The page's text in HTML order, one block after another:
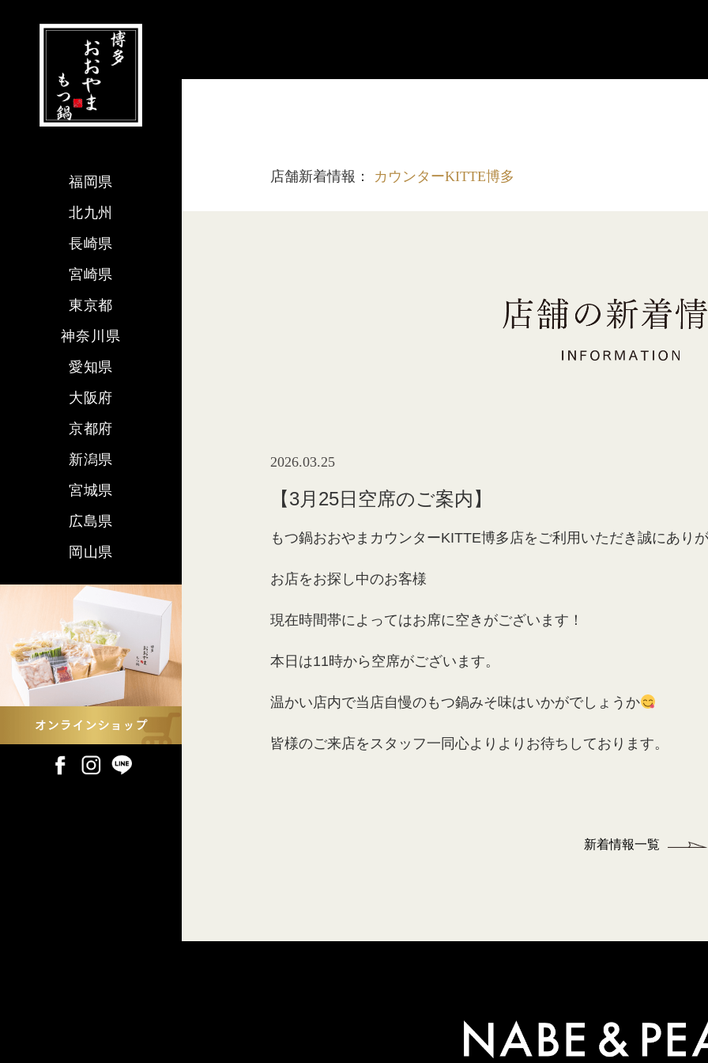
店舗新着情報： カウンターKITTE博多
2026.03.25
【3月25日空席のご案内】
もつ鍋おおやまカウンターKITTE博多店をご利用いただき誠にあり
お店をお探し中のお客様
現在時間帯によってはお席に空きがございます！
本日は11時から空席がございます。
温かい店内で当店自慢のもつ鍋みそ味はいかがでしょうか
皆様のご来店をスタッフ一同心よりよりお待ちしております。
新着情報一覧
福岡県
北九州
長崎県
宮崎県
東京都
神奈川県
愛知県
大阪府
京都府
新潟県
宮城県
広島県
岡山県